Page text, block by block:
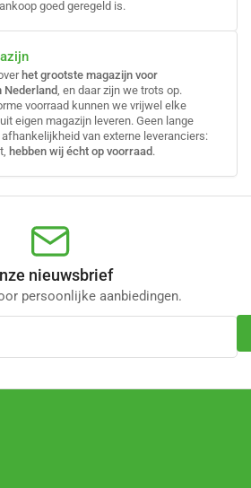
goed geregeld is.
het grootste magazijn voor
Nederland, en daar zijn we trots op.
voorraad kunnen we vrijwel elke
eigen magazijn leveren. Geen lange
afhankelijkheid van externe leveranciers:
hebben wij écht op voorraad .
nieuwsbrief
persoonlijke aanbiedingen.